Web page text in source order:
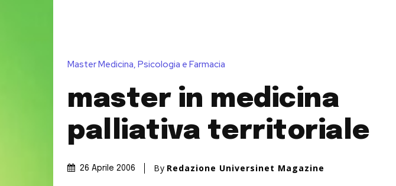
Master Medicina, Psicologia e Farmacia
master in medicina
palliativa territoriale
26 Aprile 2006 By Redazione Universinet Magazine